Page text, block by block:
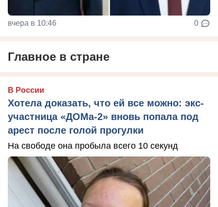
вчера в 10:46 0
Главное в стране
В России
Хотела доказать, что ей все можно: экс-
участница «ДОМа-2» вновь попала под
арест после голой прогулки
На свободе она пробыла всего 10 секунд